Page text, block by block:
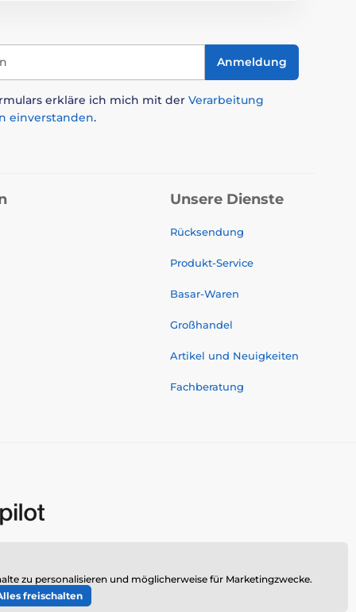
Anmeldung
erkläre ich mich mit der Verarbeitung
einverstanden.
Unsere Dienste
Rücksendung
Produkt-Service
Basar-Waren
Großhandel
Artikel und Neuigkeiten
Fachberatung
zu personalisieren und möglicherweise für Marketingzwecke.
freischalten